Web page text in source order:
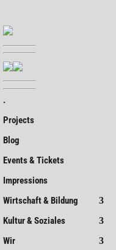
.
Projects
Blog
Events & Tickets
Impressions
Wirtschaft & Bildung
Kultur & Soziales
Wir